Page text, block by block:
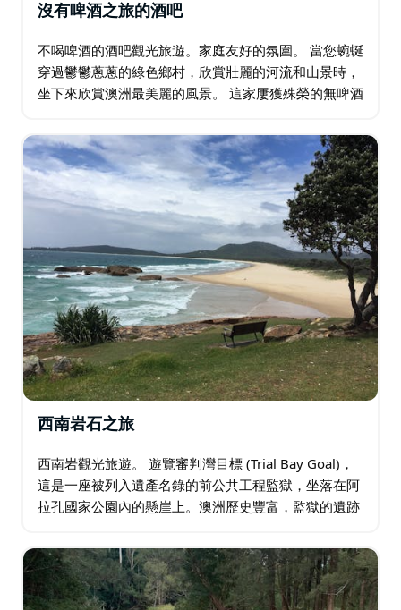
沒有啤酒之旅的酒吧
不喝啤酒的酒吧觀光旅遊。家庭友好的氛圍。 當您蜿蜒
穿過鬱鬱蔥蔥的綠色鄉村，欣賞壯麗的河流和山景時，
坐下來欣賞澳洲最美麗的風景。 這家屢獲殊榮的無啤酒
是品嚐飲品並了解當地叢林歷史的獨特場所…
西南岩石之旅
西南岩觀光旅遊。 遊覽審判灣目標 (Trial Bay Goal)，
這是一座被列入遺產名錄的前公共工程監獄，坐落在阿
拉孔國家公園內的懸崖上。澳洲歷史豐富，監獄的遺跡
覽，包括門票。 前往西南岩…